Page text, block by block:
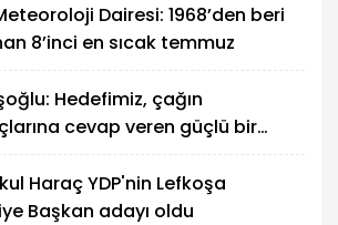
Dairesi: 1968’den beri
8’inci en sıcak temmuz
Hedefimiz, çağın
cevap veren güçlü bir
Haraç YDP'nin Lefkoşa
Başkan adayı oldu